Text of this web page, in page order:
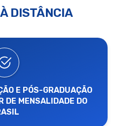
DISTÂNCIA
E PÓS-GRADUAÇÃO
DE MENSALIDADE DO